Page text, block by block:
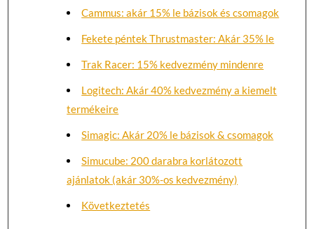
Cammus: akár 15% le bázisok és csomagok
Fekete péntek Thrustmaster: Akár 35% le
Trak Racer: 15% kedvezmény mindenre
Logitech: Akár 40% kedvezmény a kiemelt
termékeire
Simagic: Akár 20% le bázisok & csomagok
Simucube: 200 darabra korlátozott
ajánlatok (akár 30%-os kedvezmény)
Következtetés